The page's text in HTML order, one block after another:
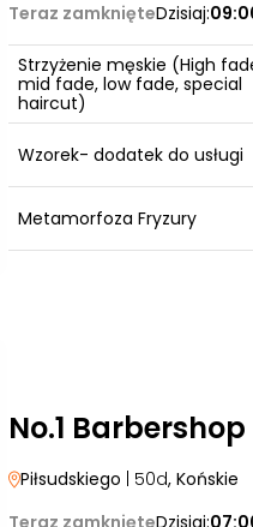
Teraz zamknięteDzisiaj:
Strzyżenie męskie (High
mid fade, low fade, special
haircut)
Wzorek- dodatek do usługi
Metamorfoza Fryzury
No.1
Piłsudskiego | 50d, Końskie
Teraz zamknięteDzisiaj: